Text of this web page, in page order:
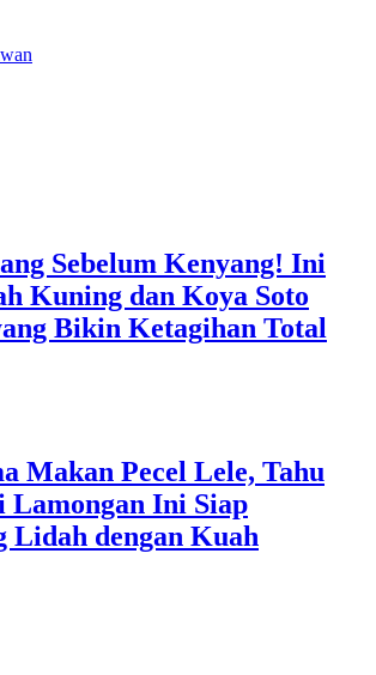
Sebelum Kenyang! Ini
Kuning dan Koya Soto
Bikin Ketagihan Total
Makan Pecel Lele, Tahu
Lamongan Ini Siap
Lidah dengan Kuah